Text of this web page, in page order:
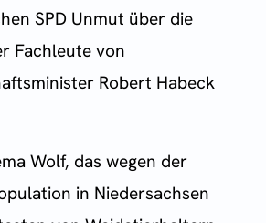
SPD Unmut über die
Fachleute von
Robert Habeck
Wolf, das wegen der
in Niedersachsen